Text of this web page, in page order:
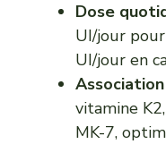
Dose
UI/jour
UI/jour en
vitamine
MK-7,